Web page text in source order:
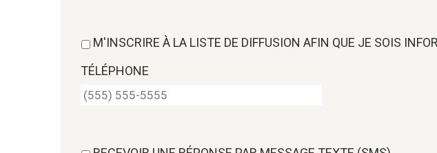
M'INSCRIRE À LA LISTE DE DIFFUSION AFIN QUE JE SOIS
TÉLÉPHONE